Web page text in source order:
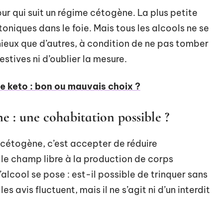
qui suit un régime cétogène. La plus petite
dans le foie. Mais tous les alcools ne se
que d’autres, à condition de ne pas tomber
ni d’oublier la mesure.
keto : bon ou mauvais choix ?
: une cohabitation possible ?
c’est accepter de réduire
champ libre à la production de corps
se pose : est-il possible de trinquer sans
avis fluctuent, mais il ne s’agit ni d’un interdit